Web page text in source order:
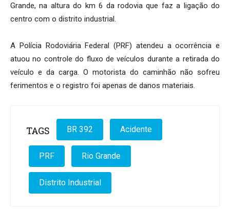
Grande, na altura do km 6 da rodovia que faz a ligação do
centro com o distrito industrial.
A Polícia Rodoviária Federal (PRF) atendeu a ocorrência e
atuou no controle do fluxo de veículos durante a retirada do
veículo e da carga. O motorista do caminhão não sofreu
ferimentos e o registro foi apenas de danos materiais.
TAGS BR 392 Acidente
PRF Rio Grande
Distrito Industrial